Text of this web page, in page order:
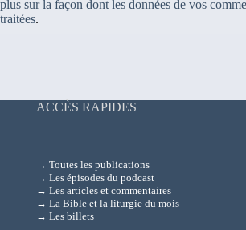
plus sur la façon dont les données de vos
traitées.
ACCÈS RAPIDES
→ Toutes les publications
→ Les épisodes du podcast
→ Les articles et commentaires
→ La Bible et la liturgie du mois
→ Les billets